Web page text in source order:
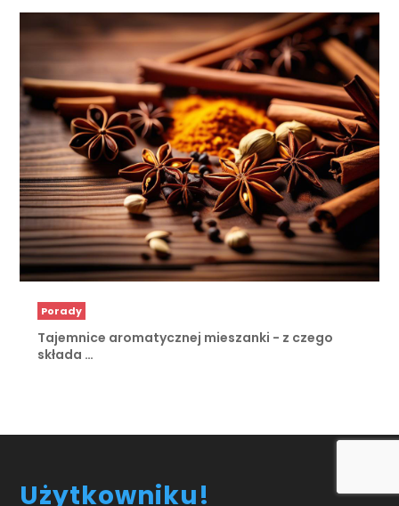
Porady
Tajemnice aromatycznej mieszanki - z czego
składa …
Użytkowniku!